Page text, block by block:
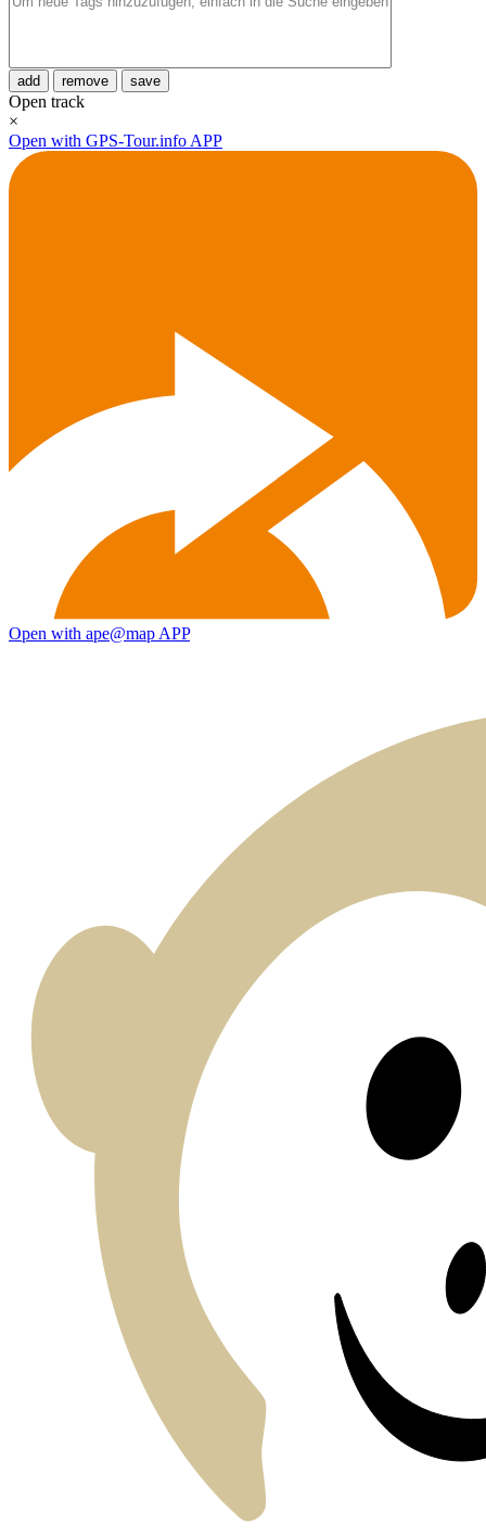
add remove save
Open track
×
Open with GPS-Tour.info APP
Open with ape@map APP